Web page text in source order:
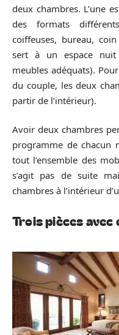
deux chambres. L’une
des formats
coiffeuses, bureau,
sert à un espace nuit
meubles adéquats).
du couple, les deux
partir de l’intérieur).
Avoir deux chambres
programme de chacun
tout l’ensemble des
s’agit pas de suite
chambres à l’intérieur
Trois pièces